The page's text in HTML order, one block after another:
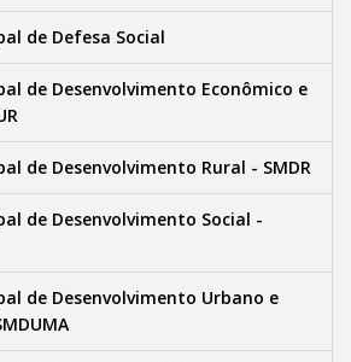
de Defesa Social
de Desenvolvimento Econômico e
de Desenvolvimento Rural - SMDR
de Desenvolvimento Social -
de Desenvolvimento Urbano e